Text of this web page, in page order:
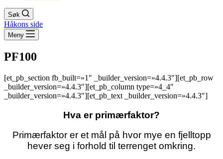
Søk
Håkons side
Meny
PF100
[et_pb_section fb_built=»1″ _builder_version=»4.4.3″][et_pb_row
_builder_version=»4.4.3″][et_pb_column type=»4_4″
_builder_version=»4.4.3″][et_pb_text _builder_version=»4.4.3″]
Hva er primærfaktor?
Primærfaktor er et mål på hvor mye en fjelltopp
hever seg i forhold til terrenget omkring.